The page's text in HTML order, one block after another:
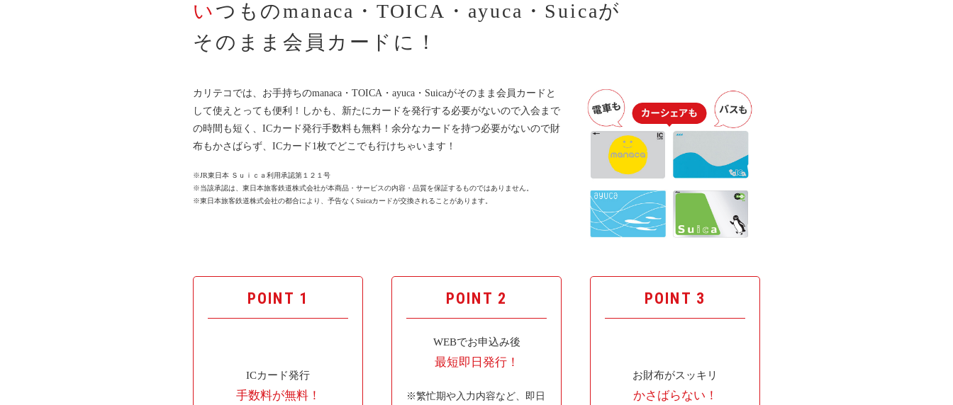
いつものmanaca・TOICA・ayuca・Suicaが
そのまま会員カードに！
カリテコでは、お手持ちのmanaca・TOICA・ayuca・Suicaがそのまま会員カードと
して使えとっても便利！しかも、新たにカードを発行する必要がないので入会まで
の時間も短く、ICカード発行手数料も無料！余分なカードを持つ必要がないので財
布もかさばらず、ICカード1枚でどこでも行けちゃいます！
※JR東日本 Ｓｕｉｃａ利用承認第１２１号
※当該承認は、東日本旅客鉄道株式会社が本商品・サービスの内容・品質を保証するものではありません。
※東日本旅客鉄道株式会社の都合により、予告なくSuicaカードが交換されることがあります。
POINT 1
ICカード発行
手数料が無料！
POINT 2
WEBでお申込み後
最短即日発行！
※繁忙期や入力内容など、即日
POINT 3
お財布がスッキリ
かさばらない！